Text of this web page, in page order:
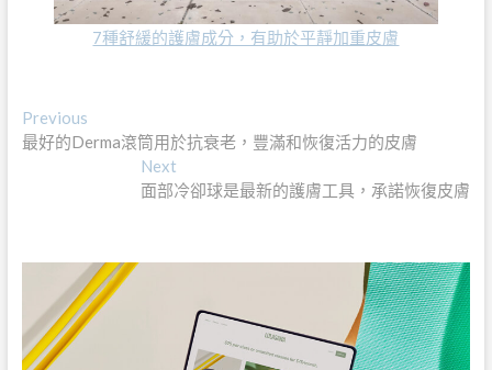
7種舒緩的護膚成分，有助於平靜加重皮膚
文
章
PreviousPrevious
post:
最好的Derma滾筒用於抗衰老，豐滿和恢復活力的皮膚
Next
post:
面部冷卻球是最新的護膚工具，承諾恢復皮膚